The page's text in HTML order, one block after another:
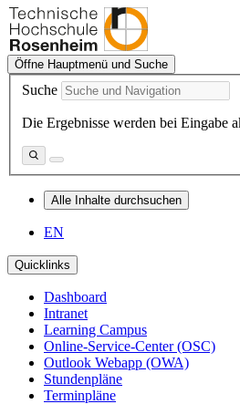
Öffne Hauptmenü und Suche
Suche
Die Ergebnisse werden bei Eingabe
Alle Inhalte durchsuchen
EN
Quicklinks
Dashboard
Intranet
Learning Campus
Online-Service-Center (OSC)
Outlook Webapp (OWA)
Stundenpläne
Terminpläne